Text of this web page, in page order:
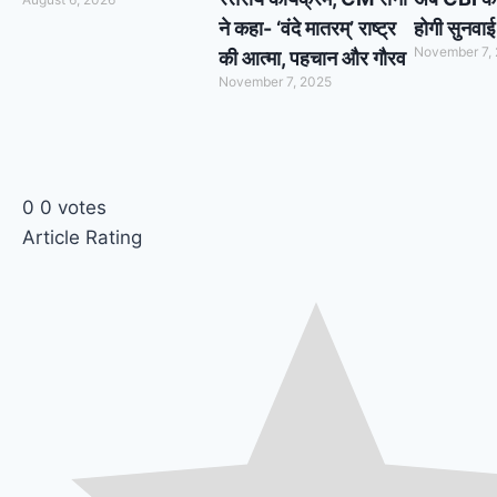
ने कहा- ‘वंदे मातरम्’ राष्ट्र
की आत्मा, पहचान और गौरव
November 7, 2025
होगी सुनवाई
November 7,
0 0 votes
Article Rating